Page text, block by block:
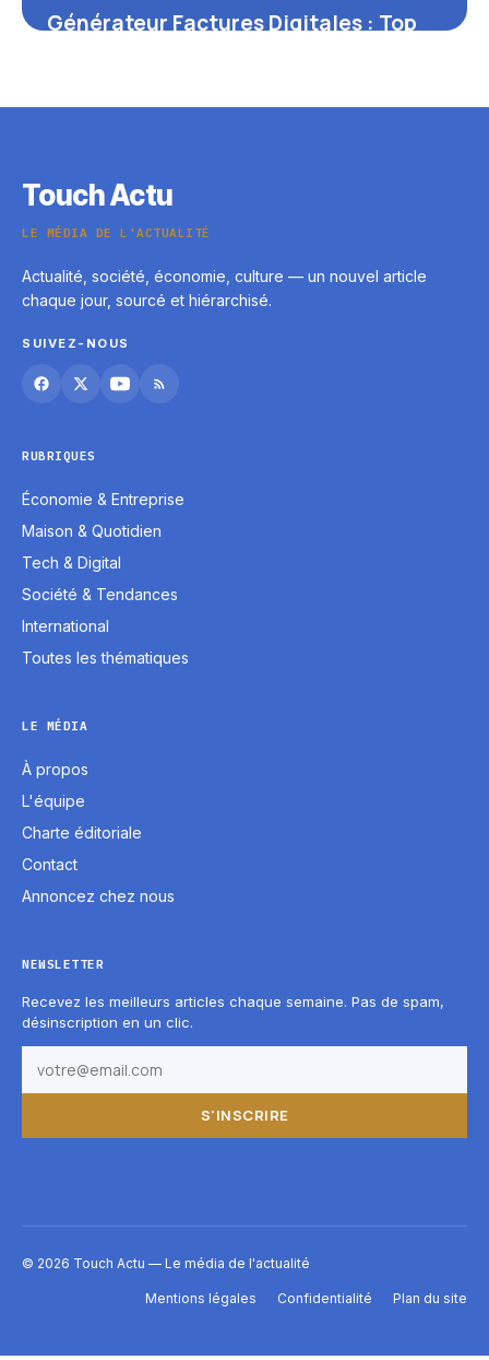
Générateur Factures Digitales : Top
Touch Actu
LE MÉDIA DE L'ACTUALITÉ
Actualité, société, économie, culture — un nouvel article
chaque jour, sourcé et hiérarchisé.
SUIVEZ-NOUS
RUBRIQUES
Économie & Entreprise
Maison & Quotidien
Tech & Digital
Société & Tendances
International
Toutes les thématiques
LE MÉDIA
À propos
L'équipe
Charte éditoriale
Contact
Annoncez chez nous
NEWSLETTER
Recevez les meilleurs articles chaque semaine. Pas de spam,
désinscription en un clic.
S'INSCRIRE
© 2026 Touch Actu — Le média de l'actualité
Mentions légales Confidentialité Plan du site